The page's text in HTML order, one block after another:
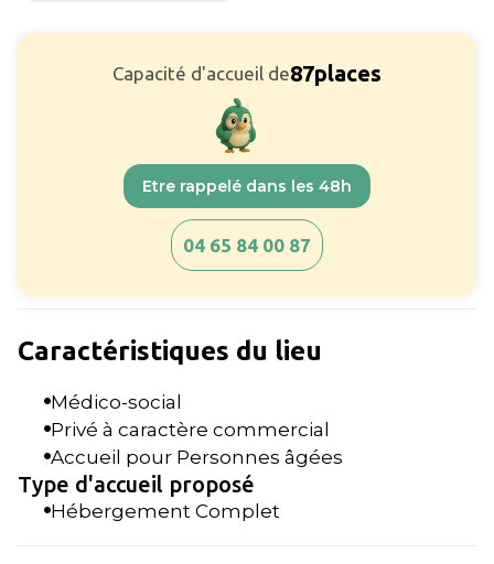
Capacité d'accueil de87places
Etre rappelé dans les 48h
04 65 84 00 87
Caractéristiques du lieu
Médico-social
Privé à caractère commercial
Accueil pour Personnes âgées
Type d'accueil proposé
Hébergement Complet